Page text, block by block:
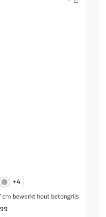
+4
cm bewerkt hout betongrijs